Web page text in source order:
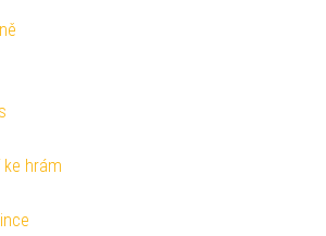
hrám